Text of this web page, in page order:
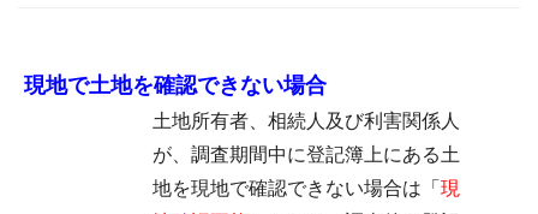
現地で土地を確認できない場合
土地所有者、相続人及び利害関係人
が、調査期間中に登記簿上にある土
地を現地で確認できない場合は「 現